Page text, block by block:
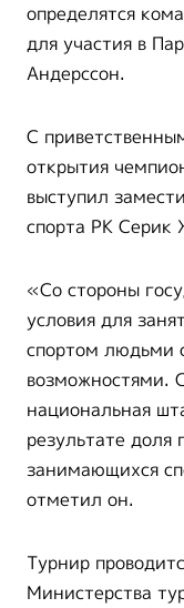
определятся
для участия в
Андерссон.
С
открытия
выступил
спорта РК Серик
«Со стороны
условия для
спортом людьми
возможностями.
национальная
результате доля
занимающихся
отметил он.
Турнир
Министерства